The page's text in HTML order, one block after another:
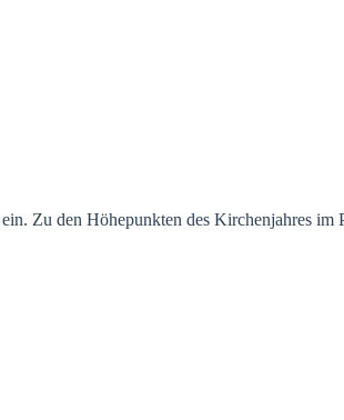
Zu den Höhepunkten des Kirchenjahres